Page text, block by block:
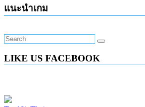
แนะนำเกม
LIKE US FACEBOOK